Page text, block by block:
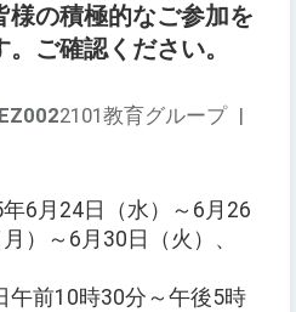
様の積極的なご参加を
ご確認ください。
2101教育グループ |
6月24日（水）～6月26
）～6月30日（火）、
午前10時30分～午後5時